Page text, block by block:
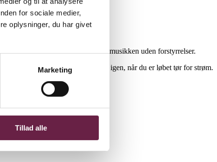
for sociale medier,
oplysninger, du har givet
Marketing
Tillad alle
for uønsket støj, så du kan nyde musikken uden forstyrrelser.
opladning er du hurtigt klar igen, når du er løbet tør for strøm.